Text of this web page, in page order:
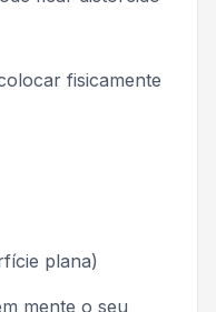
fisicamente
plana)
mente o seu